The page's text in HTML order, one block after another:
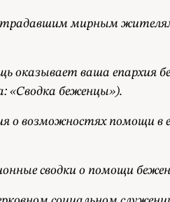
мирным
оказывает ваша
«Сводка беженцы»).
о возможностях помощи в
сводки о помощи